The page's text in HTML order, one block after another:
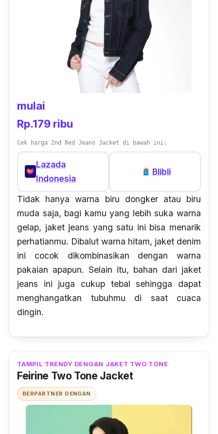
mulai
Rp.179 ribu
Cek harga 2nd Red Jeans Jacket di bawah ini:
Lazada
Indonesia
Blibli
Tidak hanya warna biru dongker atau biru
muda saja, bagi kamu yang lebih suka warna
gelap, jaketjeans yang satu ini bisa menarik
perhatianmu. Dibalut warna hitam, jaket denim
ini cocok dikombinasikan dengan warna
pakaian apapun. Selain itu, bahan dari jaket
jeans ini juga cukup tebal sehingga dapat
menghangatkan tubuhmu di saat cuaca
dingin.
TAMPIL TRENDY DENGAN JAKET TWO TONE
Feirine Two Tone Jacket
BERPARTNER DENGAN